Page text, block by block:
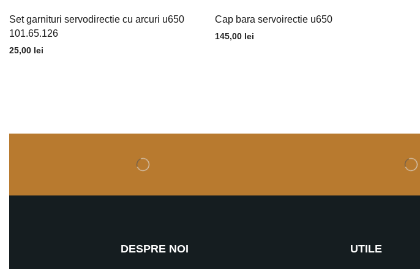
Set garnituri servodirectie cu arcuri u650
101.65.126
25,00 lei
Cap bara servoirectie u650
145,00 lei
DESPRE NOI UTILE